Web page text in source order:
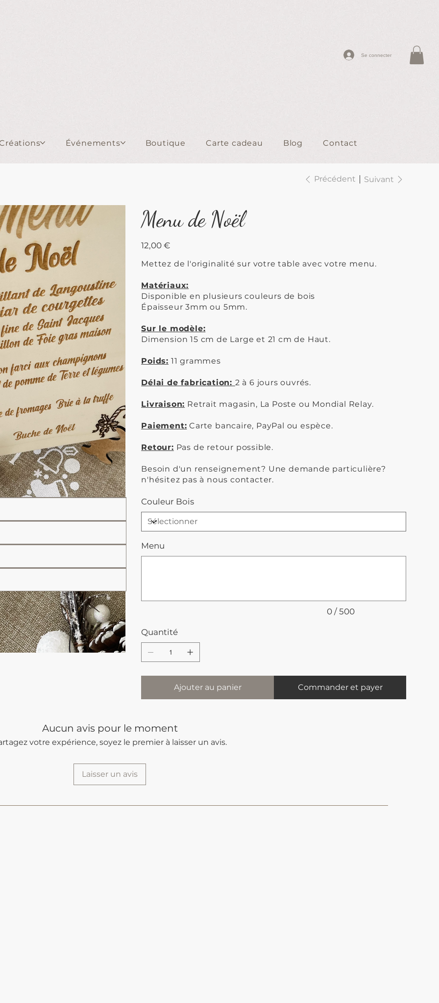
Se connecter
Événements Boutique Carte cadeau Blog Contact
Précédent Suivant
Menu de Noël
12,00 €
Mettez de l'originalité sur votre table avec votre menu.
Matériaux:
Disponible en plusieurs couleurs de bois
Épaisseur 3mm ou 5mm.
Sur le modèle:
Dimension 15 cm de Large et 21 cm de Haut.
Poids: 11 grammes
Délai de fabrication: 2 à 6 jours ouvrés.
Livraison: Retrait magasin, La Poste ou Mondial Relay.
Paiement: Carte bancaire, PayPal ou espèce.
Retour: Pas de retour possible.
Besoin d'un renseignement? Une demande particulière?
n'hésitez pas à nous contacter.
Couleur Bois
Menu
0 / 500
Quantité
Ajouter au panier Commander et payer
Aucun avis pour le moment
votre expérience, soyez le premier à laisser un avis.
Laisser un avis